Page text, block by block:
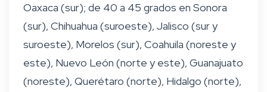
Oaxaca (sur); de 40 a 45 grados en Sonora
(sur), Chihuahua (suroeste), Jalisco (sur y
suroeste), Morelos (sur), Coahuila (noreste y
este), Nuevo León (norte y este), Guanajuato
(noreste), Querétaro (norte), Hidalgo (norte),